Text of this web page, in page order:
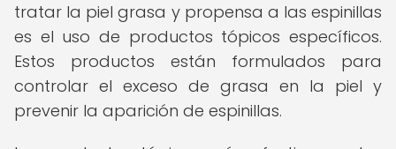
tratar la piel grasa y propensa a las espinillas
es el uso de productos tópicos específicos.
Estos productos están formulados para
controlar el exceso de grasa en la piel y
prevenir la aparición de espinillas.